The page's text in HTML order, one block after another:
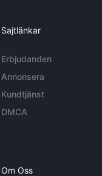
Sajtlänkar
Erbjudanden
Annonsera
Kundtjänst
DMCA
Om Oss